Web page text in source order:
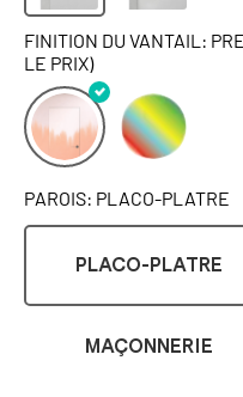
FINITION DU VANTAIL:
LE PRIX)
PAROIS: PLACO-PLATRE
PLACO-PLATRE
MAÇONNERIE